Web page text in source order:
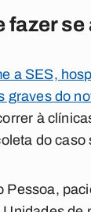
fazer
a SES,
graves do
à
do caso
Pessoa,